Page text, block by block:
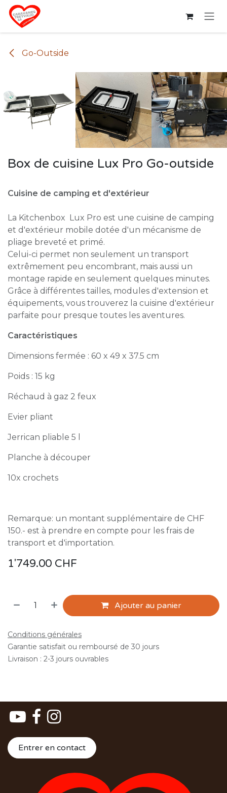
Se rendre au contenu
Go-Outside
Box de cuisine Lux Pro Go-outside
Cuisine de camping et d'extérieur
La Kitchenbox Lux Pro est une cuisine de camping
et d'extérieur mobile dotée d'un mécanisme de
pliage breveté et primé.
Celui-ci permet non seulement un transport
extrêmement peu encombrant, mais aussi un
montage rapide en seulement quelques minutes.
Grâce à différentes tailles, modules d'extension et
équipements, vous trouverez la cuisine d'extérieur
parfaite pour presque toutes les aventures.
Caractéristiques
Dimensions fermée : 60 x 49 x 37.5 cm
Poids : 15 kg
Réchaud à gaz 2 feux
Evier pliant
Jerrican pliable 5 l
Planche à découper
10x crochets
Remarque: un montant supplémentaire de CHF
150.- est à prendre en compte pour les frais de
transport et d'importation.
1'749.00 CHF
Ajouter au panier
Conditions générales
Garantie satisfait ou remboursé de 30 jours
Livraison : 2-3 jours ouvrables
Entrer en contact